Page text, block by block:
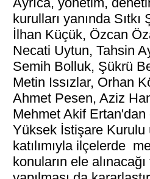
kurulları yanında Sıtkı
İlhan Küçük, Özcan
Necati Uytun, Tahsin
Semih Bolluk, Şükrü
Metin Issızlar, Orhan
Ahmet Pesen, Aziz
Mehmet Akif Ertan'dan
Yüksek İstişare Kurulu
katılımıyla ilçelerde
konuların ele